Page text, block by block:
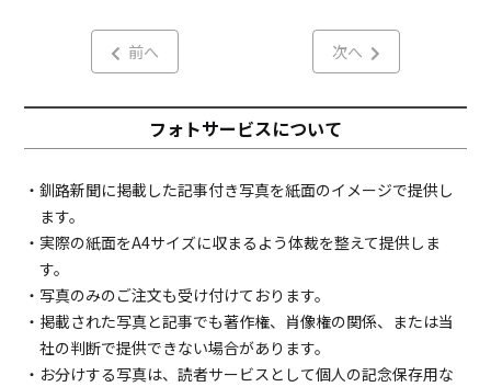
前へ 次へ
フォトサービスについて
・釧路新聞に掲載した記事付き写真を紙面のイメージで提供し
ます。
・実際の紙面をA4サイズに収まるよう体裁を整えて提供しま
す。
・写真のみのご注文も受け付けております。
・掲載された写真と記事でも著作権、肖像権の関係、または当
社の判断で提供できない場合があります。
・お分けする写真は、読者サービスとして個人の記念保存用な